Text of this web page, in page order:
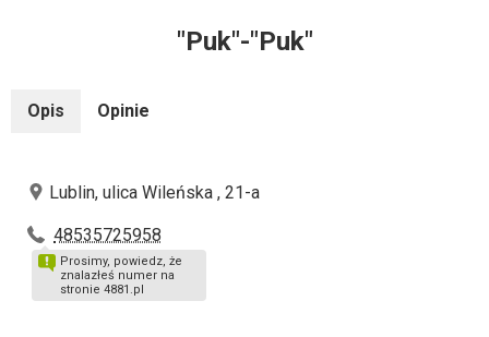
"Puk"-"Puk"
Opis Opinie
Lublin, ulica Wileńska , 21-а
48535725958
Prosimy, powiedz, że
znalazłeś numer na
stronie 4881.pl